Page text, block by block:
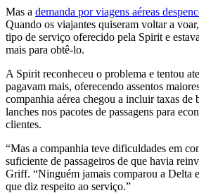
Mas a demanda por viagens aéreas
Quando os viajantes quiseram voltar a
tipo de serviço oferecido pela Spirit e
mais para obtê-lo.
A Spirit reconheceu o problema e tentou
pagavam mais, oferecendo assentos
companhia aérea chegou a incluir taxas de
lanches nos pacotes de passagens para
clientes.
“Mas a companhia teve dificuldades em
suficiente de passageiros de que havia
Griff. “Ninguém jamais comparou a Delta
que diz respeito ao serviço.”